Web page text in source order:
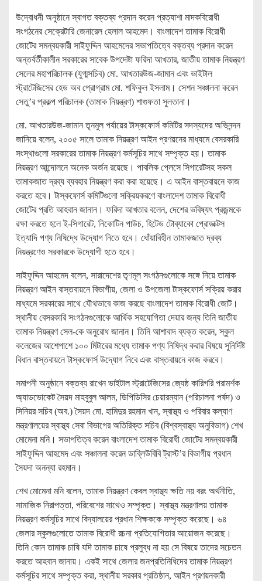
উদ্বোধনী অনুষ্ঠানে স্বাগত বক্তব্য প্রদান করেন প্রত্যাশা মাদকবিরোধী
সংগঠনের সেক্রেটারি জেনারেল হেলাল আহমেদ। বাংলাদেশ তামাক বিরোধী
জোটের সমন্বয়কারী সাইফুদ্দিন আহমেদের সভাপতিত্বে বক্তব্য প্রদান করেন
অন্তর্বর্তীকালীন সরকারের সাবেক উপদেষ্টা ফরিদা আখতার, জাতীয় তামাক নিয়ন্ত্রণ
সেলের মহাপরিচালক (যুগ্মসচিব) মো. আখতারউজ-জামান এবং ভাইটাল
স্ট্রাটেজিসের হেড অব প্রোগ্রাম মো. শফিকুল ইসলাম। সেশন সঞ্চালনা করেন
সেতু’র প্রকল্প পরিচালক (তামাক নিয়ন্ত্রণ) শাগুফতা সুলতানা।
মো. আখতারউজ-জামান তৃনমুল পর্যায়ের টাস্কফোর্স কমিটির সদস্যদের অভিনন্দন
জানিয়ে বলেন, ২০০৫ সালে তামাক নিয়ন্ত্রণ আইন প্রণয়নের মাধ্যমে বেসরকারি
সংস্থাগুলো সরকারের তামাক নিয়ন্ত্রণ কর্মসূচির সাথে সম্পৃক্ত হয়। তামাক
নিয়ন্ত্রণ আন্দোলনে অনেক অর্জন রয়েছে। পাবলিক প্লেসে সিগারেটসহ সকল
তামাকজাত দ্রব্য ব্যবহার নিয়ন্ত্রণ করা করা হয়েছে। এ আইন বাস্তবায়নে কাজ
করতে হবে। টাস্কফোর্স কমিটিগুলো সক্রিয়করণে বাংলাদেশ তামাক বিরোধী
জোটের প্রতি আহবান জানান। ফরিদা আখতার বলেন, দেশের ভবিষ্যৎ প্রজন্মকে
রক্ষা করতে হলে ই-সিগারেট, নিকোটিন পাউচ, হিটেড টোব্যাকো প্রোডাক্টস
ইত্যাদি পণ্য নিষিদ্ধে উদ্যোগ নিতে হবে। ধোঁয়াবিহীন তামাকজাত দ্রব্য
নিয়ন্ত্রণেও সরকারকে উদ্যোগী হতে হবে।
সাইফুদ্দিন আহমেদ বলেন, সারাদেশের তৃণমূল সংগঠনগুলোকে সঙ্গে নিয়ে তামাক
নিয়ন্ত্রণ আইন বাস্তবায়নে বিভাগীয়, জেলা ও উপজেলা টাস্কফোর্স সক্রিয় করার
মাধ্যমে সরকারের সাথে যৌথভাবে কাজ করছে বাংলাদেশ তামাক বিরোধী জোট।
স্থানীয় বেসরকারি সংগঠনগুলোকে আর্থিক সহযোগিতা দেয়ার জন্য তিনি জাতীয়
তামাক নিয়ন্ত্রণ সেল-কে অনুরোধ জানান। তিনি আশাবাদ ব্যক্ত করেন, স্কুল
কলেজের আশেপাশে ১০০ মিটারের মধ্যে তামাক পণ্য নিষিদ্ধ করার বিষয়ে সুনির্দিষ্ট
বিধান বাস্তবায়নে টাস্কফোর্স উদ্যোগ নিবে এবং বাস্তবায়নে কাজ করবে।
সমাপনী অনুষ্ঠানে বক্তব্য রাখেন ভাইটাল স্ট্রাটেজিসের জ্যেষ্ঠ কারিগরি পরামর্শক
অ্যাডভোকেট সৈয়দ মাহবুবুল আলম, ডিপিডিসির চেয়ারম্যান (পরিচালনা পর্ষদ) ও
সিনিয়র সচিব (অব.) সৈয়দ মো. হামিদুর রহমান খান, স্বাস্থ্য ও পরিবার কল্যাণ
মন্ত্রণালয়ের স্বাস্থ্য সেবা বিভাগের অতিরিক্ত সচিব (বিশ্বস্বাস্থ্য অনুবিভাগ) শেখ
মোমেনা মনি। সভাপতিত্ব করেন বাংলাদেশ তামাক বিরোধী জোটের সমন্বয়কারী
সাইফুদ্দিন আহমেদ এবং সঞ্চালনা করেন ডাব্লিউবিবি ট্রাস্ট’র বিভাগীয় প্রধান
সৈয়দা অনন্যা রহমান।
শেখ মোমেনা মনি বলেন, তামাক নিয়ন্ত্রণ কেবল স্বাস্থ্য ক্ষতি নয় বরং অর্থনীতি,
সামাজিক নিরাপত্তা, পরিবেশের সাথেও সম্পৃক্ত। স্বাস্থ্য মন্ত্রণালয় তামাক
নিয়ন্ত্রণ কর্মসূচির সাথে বিদ্যালয়ের প্রধান শিক্ষককে সম্পৃক্ত করেছে। ৬৪
জেলার স্কুলগুলোতে তামাক বিরোধী রচনা প্রতিযোগিতার আয়োজন করেছে।
তিনি কোন তামাক চাষি যদি তামাক চাষে প্রলুব্ধ না হয় সে বিষয়ে তাদের সচেতন
করতে আহবান জানায়। একই সাথে জেলার জনপ্রতিনিধিদের তামাক নিয়ন্ত্রণ
কর্মসূচির সাথে সম্পৃক্ত করা, স্থানীয় সরকার প্রতিষ্ঠান, আইন প্রণয়নকারী